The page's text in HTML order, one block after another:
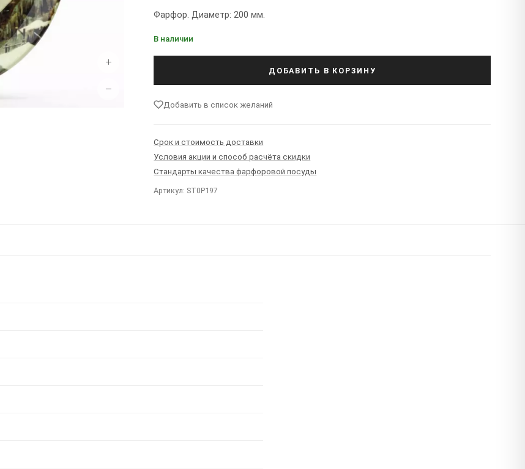
+
−
Фарфор. Диаметр: 200 мм.
В наличии
ДОБАВИТЬ В КОРЗИНУ
Добавить в список желаний
Срок и стоимость доставки
Условия акции и способ расчёта скидки
Стандарты качества фарфоровой посуды
Артикул: ST0P197